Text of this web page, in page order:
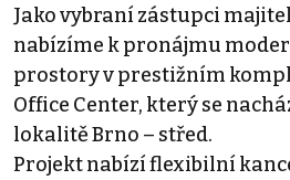
Jako vybraní zástupci
nabízíme k pronájmu
prostory v prestižním
Office Center, který se
lokalitě Brno – střed.
Projekt nabízí flexibilní